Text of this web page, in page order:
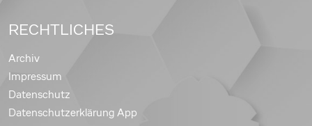
RECHTLICHES
Archiv
Impressum
Datenschutz
Datenschutzerklärung App